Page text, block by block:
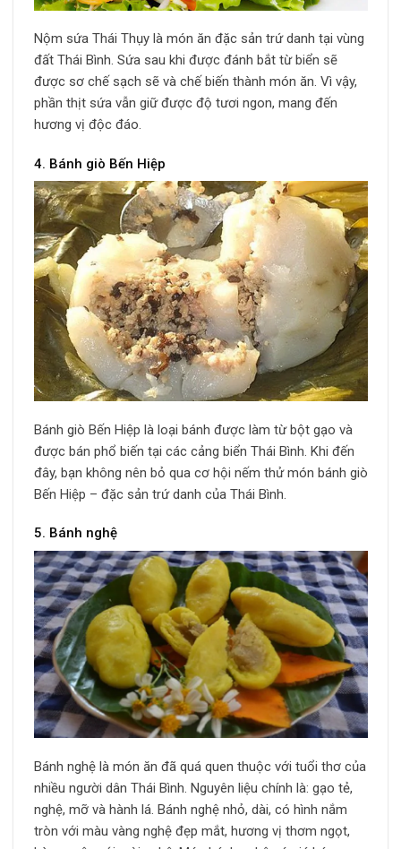
Nộm sứa Thái Thụy là món ăn đặc sản trứ danh tại vùng
đất Thái Bình. Sứa sau khi được đánh bắt từ biển sẽ
được sơ chế sạch sẽ và chế biến thành món ăn. Vì vậy,
phần thịt sứa vẫn giữ được độ tươi ngon, mang đến
hương vị độc đáo.
4. Bánh giò Bến Hiệp
Bánh giò Bến Hiệp là loại bánh được làm từ bột gạo và
được bán phổ biến tại các cảng biển Thái Bình. Khi đến
đây, bạn không nên bỏ qua cơ hội nếm thử món bánh giò
Bến Hiệp – đặc sản trứ danh của Thái Bình.
5. Bánh nghệ
Bánh nghệ là món ăn đã quá quen thuộc với tuổi thơ của
nhiều người dân Thái Bình. Nguyên liệu chính là: gạo tẻ,
nghệ, mỡ và hành lá. Bánh nghệ nhỏ, dài, có hình nắm
tròn với màu vàng nghệ đẹp mắt, hương vị thơm ngọt,